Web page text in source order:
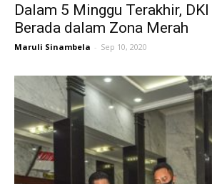
Dalam 5 Minggu Terakhir,
Berada dalam Zona Merah
Maruli Sinambela - Sep 10, 2020